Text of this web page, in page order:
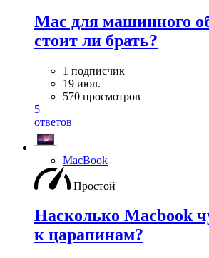
Mac для машинного
стоит ли брать?
1 подписчик
19 июл.
570 просмотров
5
ответов
MacBook
Простой
Насколько Macbook
к царапинам?